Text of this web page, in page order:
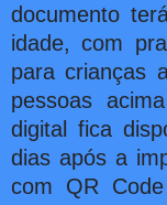
documento
idade, com
para crianças
pessoas
digital fica
dias após a
com QR